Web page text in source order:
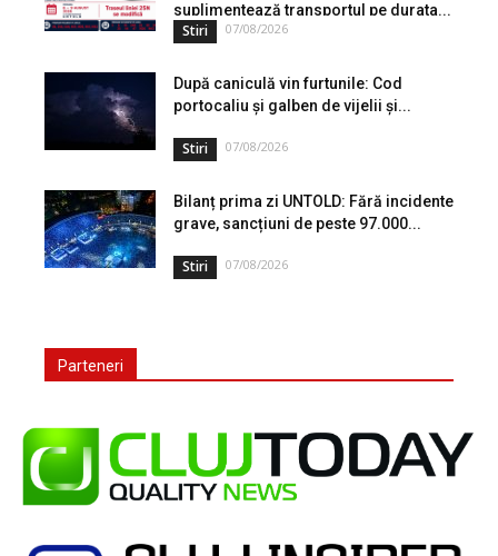
suplimentează transportul pe durata...
Stiri 07/08/2026
După caniculă vin furtunile: Cod
portocaliu și galben de vijelii și...
Stiri 07/08/2026
Bilanț prima zi UNTOLD: Fără incidente
grave, sancțiuni de peste 97.000...
Stiri 07/08/2026
Parteneri